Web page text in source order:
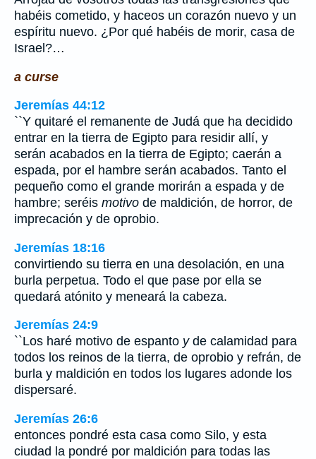
habéis cometido, y haceos un corazón nuevo y un
espíritu nuevo. ¿Por qué habéis de morir, casa de
Israel?…
a curse
Jeremías 44:12
``Y quitaré el remanente de Judá que ha decidido
entrar en la tierra de Egipto para residir allí, y
serán acabados en la tierra de Egipto; caerán a
espada, por el hambre serán acabados. Tanto el
pequeño como el grande morirán a espada y de
hambre; seréis motivo de maldición, de horror, de
imprecación y de oprobio.
Jeremías 18:16
convirtiendo su tierra en una desolación, en una
burla perpetua. Todo el que pase por ella se
quedará atónito y meneará la cabeza.
Jeremías 24:9
``Los haré motivo de espanto yde calamidad para
todos los reinos de la tierra, de oprobio y refrán, de
burla y maldición en todos los lugares adonde los
dispersaré.
Jeremías 26:6
entonces pondré esta casa como Silo, y esta
ciudad la pondré por maldición para todas las